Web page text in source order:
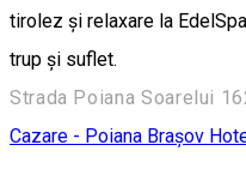
tirolez şi relaxare la
trup şi suflet.
Strada Poiana Soarelui
Cazare - Poiana Brașov